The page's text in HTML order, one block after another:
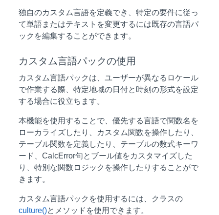
独自のカスタム言語を定義でき、特定の要件に従っ
て単語またはテキストを変更するには既存の言語パ
ックを編集することができます。
カスタム言語パックの使用
カスタム言語パックは、ユーザーが異なるロケール
で作業する際、特定地域の日付と時刻の形式を設定
する場合に役立ちます。
本機能を使用することで、優先する言語で関数名を
ローカライズしたり、カスタム関数を操作したり、
テーブル関数を定義したり、テーブルの数式キーワ
ード、CalcError句とブール値をカスタマイズした
り、特別な関数ロジックを操作したりすることがで
きます。
カスタム言語パックを使用するには、クラスの
culture()とメソッドを使用できます。